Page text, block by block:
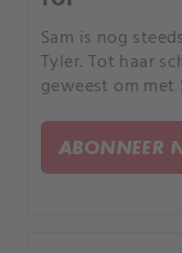
Sam is nog
Tyler. Tot haar
geweest om met
ABONNEER